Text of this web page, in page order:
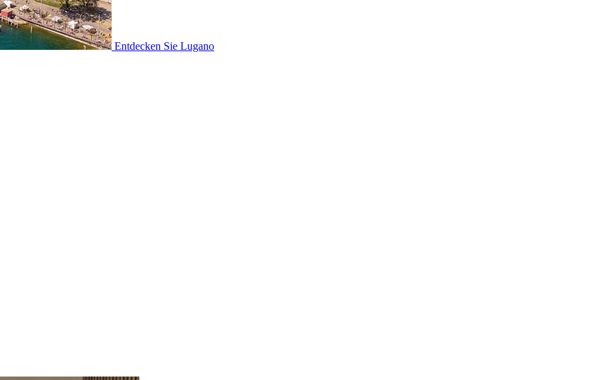
Entdecken Sie Lugano